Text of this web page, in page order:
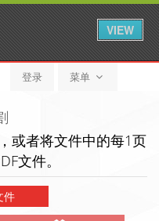
VIEW
登录 菜单
或者将文件中的每1页
文件。
件